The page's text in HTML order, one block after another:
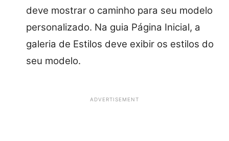
deve mostrar o caminho para seu modelo
personalizado. Na guia Página Inicial, a
galeria de Estilos deve exibir os estilos do
seu modelo.
ADVERTISEMENT